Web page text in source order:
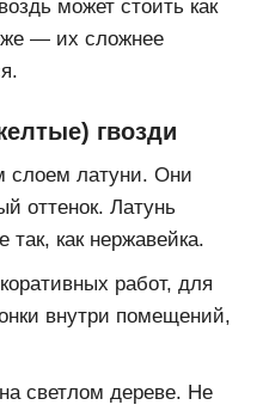
может стоить как
— их сложнее
гвозди
слоем латуни. Они
оттенок. Латунь
так, как нержавейка.
работ, для
внутри помещений,
светлом дереве. Не